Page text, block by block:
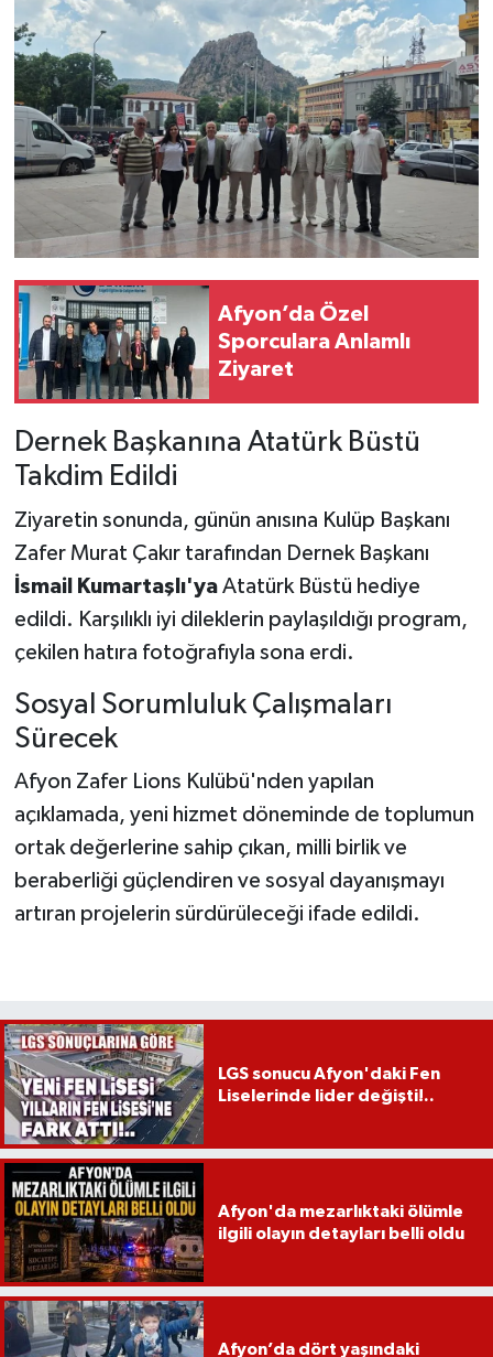
Afyon’da Özel
Sporculara Anlamlı
Ziyaret
Dernek Başkanına Atatürk Büstü
Takdim Edildi
Ziyaretin sonunda, günün anısına Kulüp Başkanı
Zafer Murat Çakır tarafından Dernek Başkanı
İsmail Kumartaşlı'yaAtatürk Büstü hediye
edildi. Karşılıklı iyi dileklerin paylaşıldığı program,
çekilen hatıra fotoğrafıyla sona erdi.
Sosyal Sorumluluk Çalışmaları
Sürecek
Afyon Zafer Lions Kulübü'nden yapılan
açıklamada, yeni hizmet döneminde de toplumun
ortak değerlerine sahip çıkan, milli birlik ve
beraberliği güçlendiren ve sosyal dayanışmayı
artıran projelerin sürdürüleceği ifade edildi.
LGS sonucu Afyon'daki Fen
Liselerinde lider değişti!..
Afyon'da mezarlıktaki ölümle
ilgili olayın detayları belli oldu
Afyon’da dört yaşındaki